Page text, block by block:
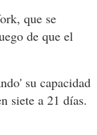
que se
de que el
su capacidad
siete a 21 días.